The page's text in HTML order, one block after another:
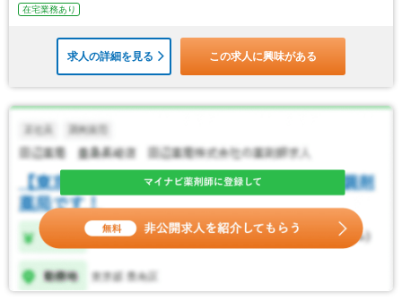
在宅業務あり
求人の詳細を見る この求人に興味がある